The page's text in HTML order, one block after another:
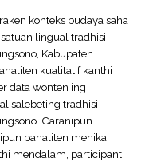
konteks budaya saha
lingual tradhisi
Kabupaten
kualitatif kanthi
data wonten ing
salebeting tradhisi
Caranipun
panaliten menika
mendalam, participant